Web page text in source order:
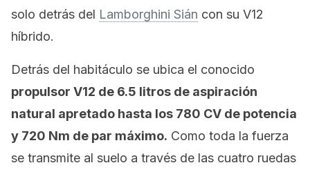
solo detrás del Lamborghini Sián con su V12
híbrido.
Detrás del habitáculo se ubica el conocido
propulsor V12 de 6.5 litros de aspiración
natural apretado hasta los 780 CV de potencia
y 720 Nm de par máximo. Como toda la fuerza
se transmite al suelo a través de las cuatro ruedas